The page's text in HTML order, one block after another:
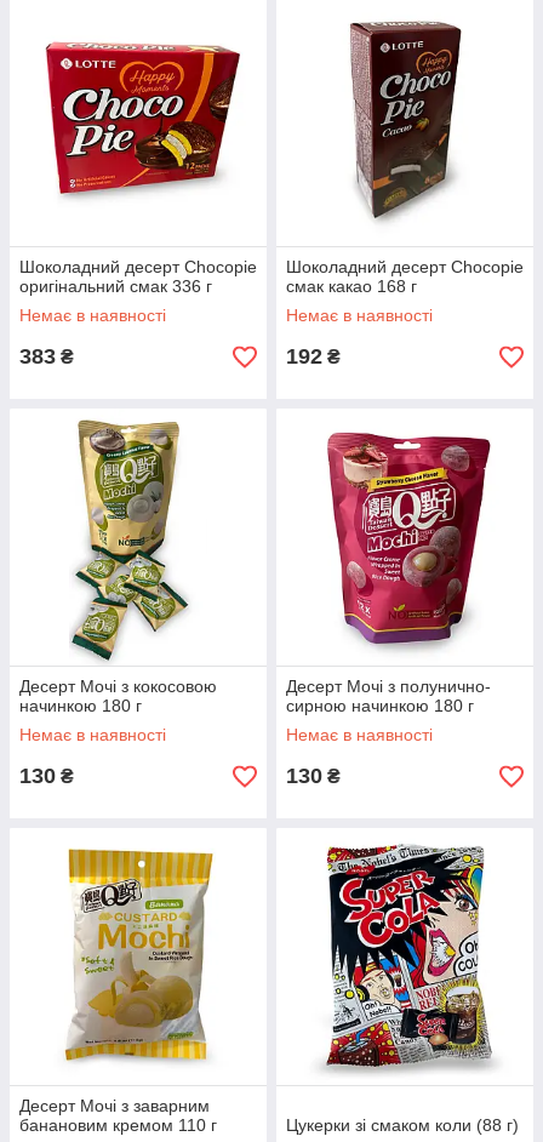
Шоколадний десерт Chocopie
оригінальний смак 336 г
Немає в наявності
383 ₴
Шоколадний десерт Chocopie
смак какао 168 г
Немає в наявності
192 ₴
Десерт Мочі з кокосовою
начинкою 180 г
Немає в наявності
130 ₴
Десерт Мочі з полунично-
сирною начинкою 180 г
Немає в наявності
130 ₴
Десерт Мочі з заварним
банановим кремом 110 г
Цукерки зі смаком коли (88 г)